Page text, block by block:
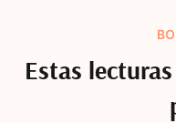
Estas